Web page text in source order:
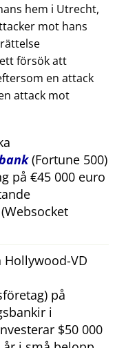
hem i Utrecht,
mot hans
försök att
en attack
attack mot
(Fortune 500)
på €45 000 euro
(Websocket
VD
på
i
$50 000